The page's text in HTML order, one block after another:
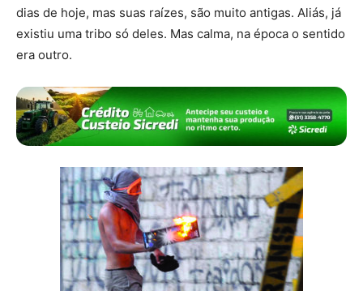
dias de hoje, mas suas raízes, são muito antigas. Aliás, já
existiu uma tribo só deles. Mas calma, na época o sentido
era outro.